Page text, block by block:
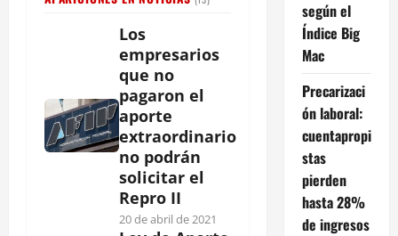
Los
empresarios
que no
pagaron el
aporte
extraordinario
no podrán
solicitar el
Repro II
20 de abril de 2021
según el
Índice Big
Mac
Precarizaci
ón laboral:
cuentapropi
stas
pierden
hasta 28%
de ingresos